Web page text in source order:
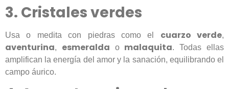
3. Cristales verdes
Usa o medita con piedras como el cuarzo verde,
aventurina, esmeralda o malaquita. Todas ellas
amplifican la energía del amor y la sanación, equilibrando el
campo áurico.